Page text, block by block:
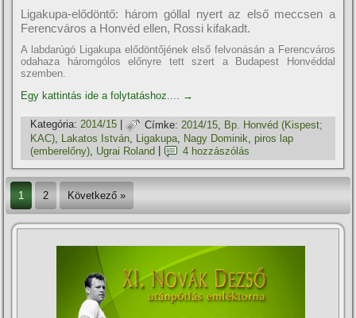
Ligakupa-elődöntő: három góllal nyert az első meccsen a
Ferencváros a Honvéd ellen, Rossi kifakadt.
A labdarúgó Ligakupa elődöntőjének első felvonásán a Ferencváros
odahaza háromgólos előnyre tett szert a Budapest Honvéddal
szemben.
Egy kattintás ide a folytatáshoz.... →
Kategória: 2014/15 | Címke: 2014/15 Bp. Honvéd (Kispest;
KAC), Lakatos István, Ligakupa, Nagy Dominik,piros lap
(emberelőny) Ugrai Roland 4 hozzászólás
1 2 Következő »